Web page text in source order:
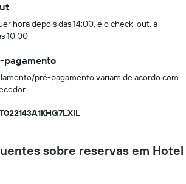
hora depois das 14:00, e o check-out, a
10:00
pagamento
pré-pagamento variam de acordo com
sobre reservas em Hotel